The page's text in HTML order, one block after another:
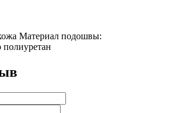
Материал подошвы:
полиуретан